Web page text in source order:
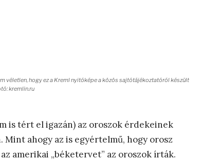
véletlen, hogy ez a Kreml nyitóképe a közös sajtótájékoztatóról készült
kremlin.ru
is tért el igazán) az oroszok érdekeinek
ahogy az is egyértelmű, hogy orosz
amerikai „béketervet” az oroszok írták.